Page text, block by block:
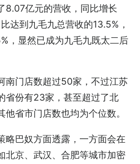
8.07亿元的营收，同比增长
达到九毛九总营收的13.5%，
，显然已成为九毛九既太二后
南门店数超过50家，不过江苏
省份有23家，甚至超过了北
他省市门店数也均为个位数。
略巴奴方面透露，一方面会在
北京、武汉、合肥等城市加密